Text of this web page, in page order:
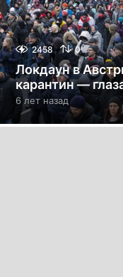
2458 0
Локдаун в
карантин —
6 лет назад6
л
е